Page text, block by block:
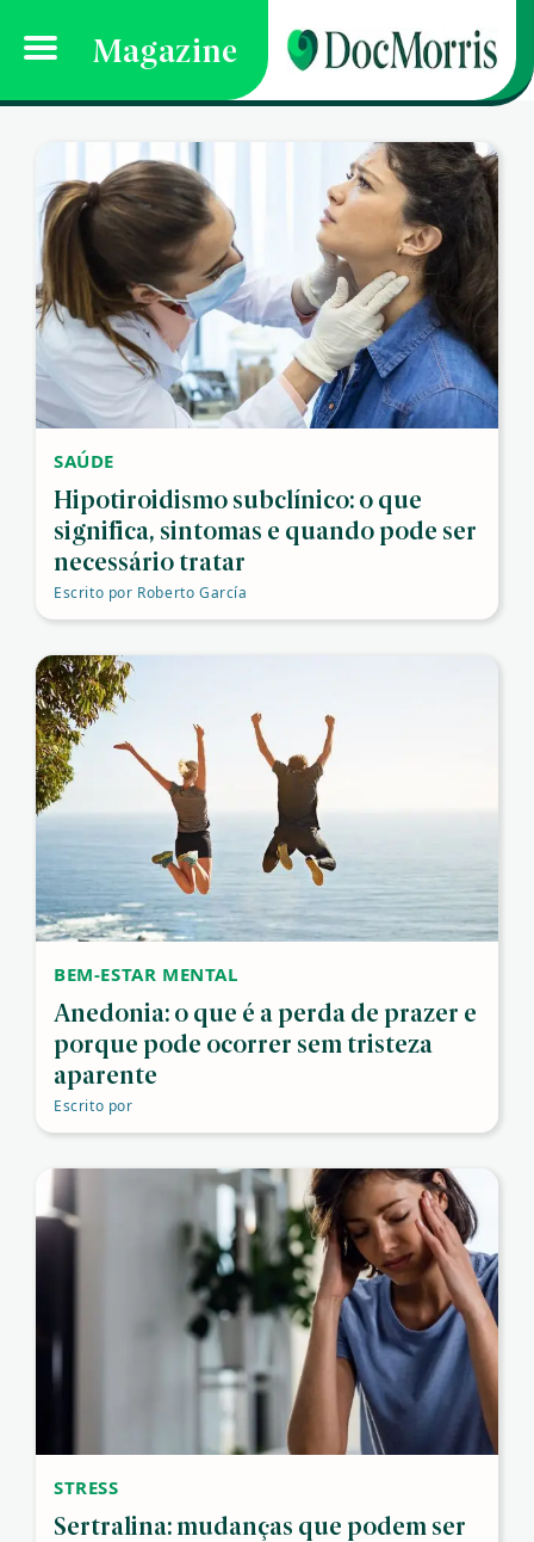
Magazine
SAÚDE
Hipotiroidismo subclínico: o que
significa, sintomas e quando pode ser
necessário tratar
Escrito por Roberto García
BEM-ESTAR MENTAL
Anedonia: o que é a perda de prazer e
porque pode ocorrer sem tristeza
aparente
Escrito por
STRESS
Sertralina: mudanças que podem ser